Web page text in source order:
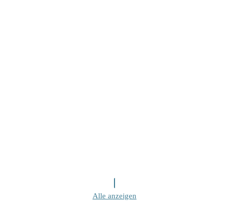
Alle anzeigen